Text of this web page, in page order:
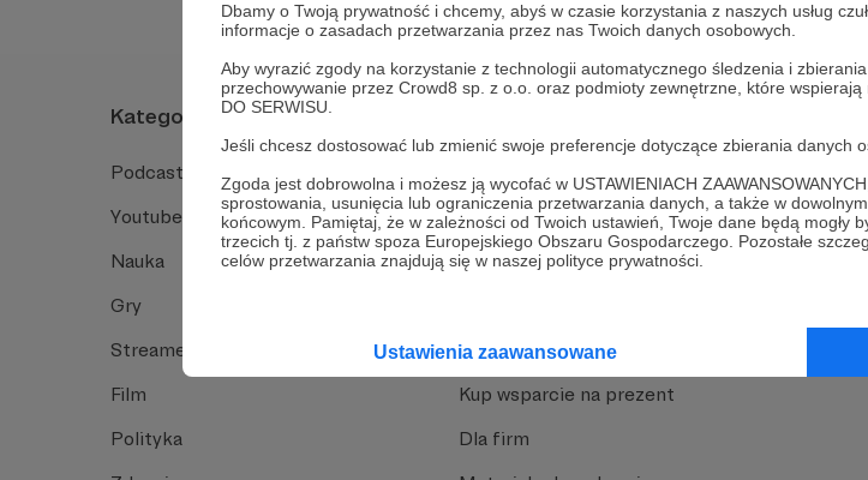
Dbamy o Twoją prywatność i chcemy, abyś w czasie korzystania z naszych usług
informacje o zasadach przetwarzania przez nas Twoich danych osobowych.
Aby wyrazić zgody na korzystanie z technologii automatycznego śledzenia i
przechowywanie przez Crowd8 sp. z o.o. oraz podmioty zewnętrzne, które
DO SERWISU.
Jeśli chcesz dostosować lub zmienić swoje preferencje dotyczące zbierania danych
Zgoda jest dobrowolna i możesz ją wycofać w USTAWIENIACH
sprostowania, usunięcia lub ograniczenia przetwarzania danych, a także w
końcowym. Pamiętaj, że w zależności od Twoich ustawień, Twoje dane będą
trzecich tj. z państw spoza Europejskiego Obszaru Gospodarczego. Pozostałe
celów przetwarzania znajdują się w naszej polityce prywatności.
Ustawienia zaawansowane
Kategorie
Podcast
Youtube
Nauka
Gry
Streamerzy
Film
Polityka
Jak to działa
Funkcje Patronite
Dlaczego Patronite?
Opinie Twórców
Kup wsparcie na prezent
Dla firm
MCN